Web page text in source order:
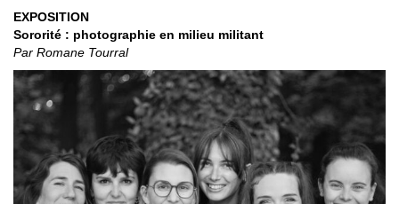
EXPOSITION
Sororité : photographie en milieu militant
Par Romane Tourral